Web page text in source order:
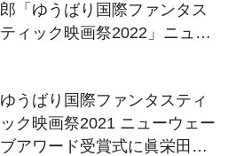
郎「ゆうばり国際ファンタス
ティック映画祭2022」ニュー
ゆうばり国際ファンタスティ
ック映画祭2021 ニューウェー
ブアワード受賞式に眞栄田郷